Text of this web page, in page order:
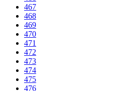
467
468
469
470
471
472
473
474
475
476